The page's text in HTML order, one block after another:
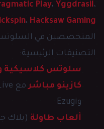
Play، Yggdrasil،
، Hacksaw Gaming
المتخصصين في السلوتس
التصنيفات الرئيسية:
سلوتس كلاسيكية
كازينو مباشر
وEzugi
ألعاب طاولة (بلاك